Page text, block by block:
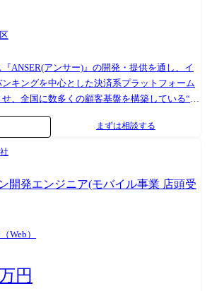
ANSER(アンサー)』の開発・提供を通し、イ
キングを中心とした決済系プラットフォーム
、全国に数多くの顧客基盤を構築している“金
スペシャリスト集団。 長年安定的な事業運営を
術の積極導入や顧客接点の強化など、世の中
ており、これまで以上にスピーディな事業展
。 ●当事業部の組織紹介PV
W サービスの一例 約30
。国内最大級の金融システムにおけるバンキ
”として位置づけており、今後のサービス拡大
●プレスリリース
まずは相談する
開発エンジニア(モバイル事業 店頭受
Web）
円